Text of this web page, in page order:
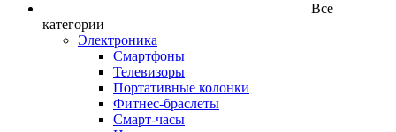
Все
категории
Электроника
Смартфоны
Телевизоры
Портативные колонки
Фитнес-браслеты
Смарт-часы